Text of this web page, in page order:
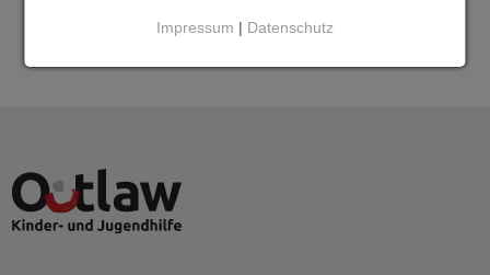
Impressum | Datenschutz